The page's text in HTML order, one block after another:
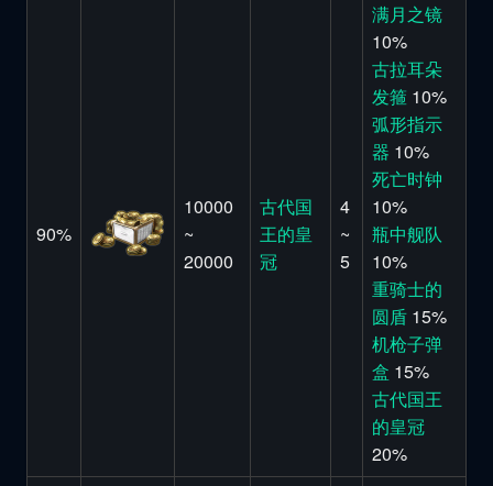
90%
10000
~
20000
古代国
王的皇
冠
4
~
5
满月之镜
10%
古拉耳朵
发箍 10%
弧形指示
器 10%
死亡时钟
10%
瓶中舰队
10%
重骑士的
圆盾 15%
机枪子弹
盒 15%
古代国王
的皇冠
20%